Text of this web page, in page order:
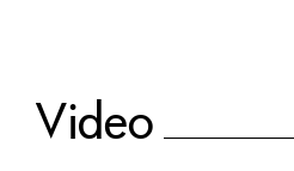
Video